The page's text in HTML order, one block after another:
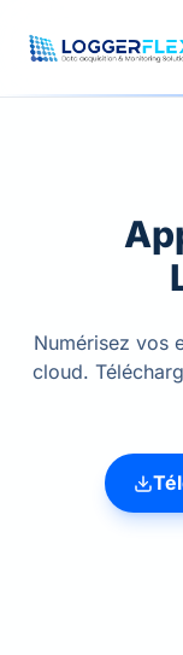
Numérisez vos
cloud.